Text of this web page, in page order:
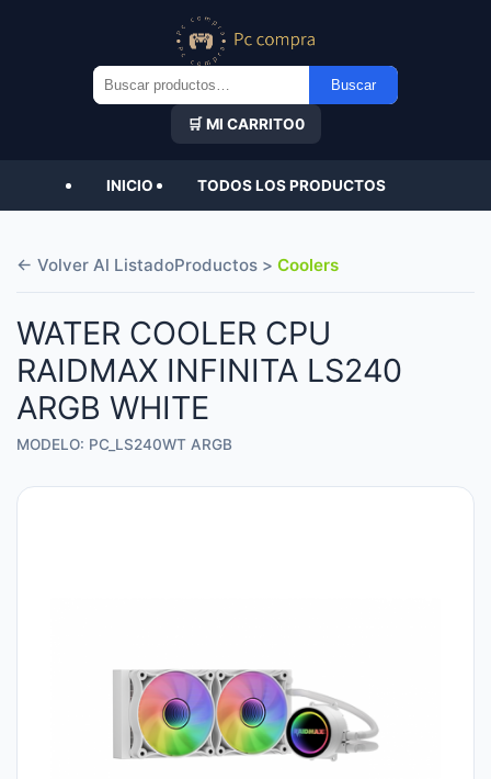
Buscar
por:
Buscar
🛒 MI CARRITO0
INICIO TODOS LOS PRODUCTOS
← Volver Al ListadoProductos > Coolers
WATER COOLER CPU
RAIDMAX INFINITA LS240
ARGB WHITE
MODELO: PC_LS240WT ARGB